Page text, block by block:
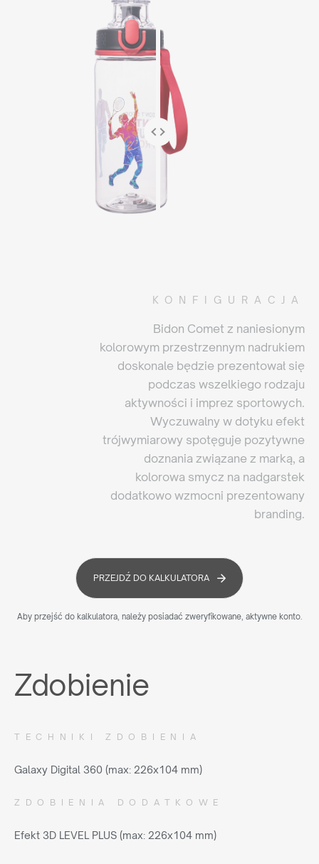
KONFIGURACJA
Bidon Comet z naniesionym
kolorowym przestrzennym nadrukiem
doskonale będzie prezentował się
podczas wszelkiego rodzaju
aktywności i imprez sportowych.
Wyczuwalny w dotyku efekt
trójwymiarowy spotęguje pozytywne
doznania związane z marką, a
kolorowa smycz na nadgarstek
dodatkowo wzmocni prezentowany
branding.
PRZEJDŹ DO KALKULATORA
Aby przejść do kalkulatora, należy posiadać zweryfikowane, aktywne konto.
Zdobienie
TECHNIKI ZDOBIENIA
Galaxy Digital 360 (max: 226x104 mm)
ZDOBIENIA DODATKOWE
Efekt 3D LEVEL PLUS (max: 226x104 mm)